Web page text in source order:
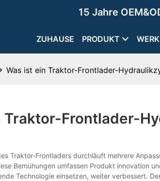
15 Jahre
ZUHAUSE PRODUKT
Was ist ein Traktor-Frontlader-
Traktor-Frontlader-
Traktor-Frontladers durchläuft mehrere
Bemühungen umfassen Produkt innovation
Technologie einsetzen, weiter verbessert.